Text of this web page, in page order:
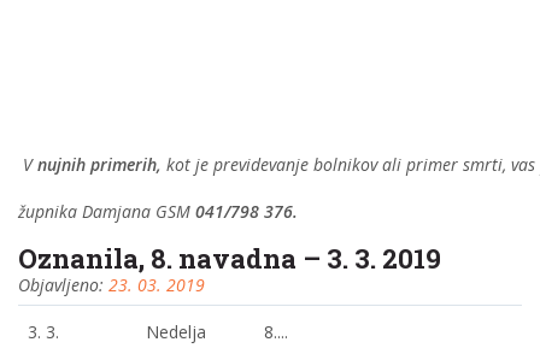
Vnujnih primerih, kot je previdevanje bolnikov ali primer smrti,
župnika Damjana GSM 041/798 376.
Oznanila, 8. navadna – 3. 3. 2019
Objavljeno: 23. 03. 2019
3. 3. Nedelja 8....